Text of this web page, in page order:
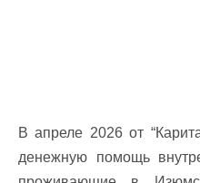
В апреле 2026 от
денежную помощь